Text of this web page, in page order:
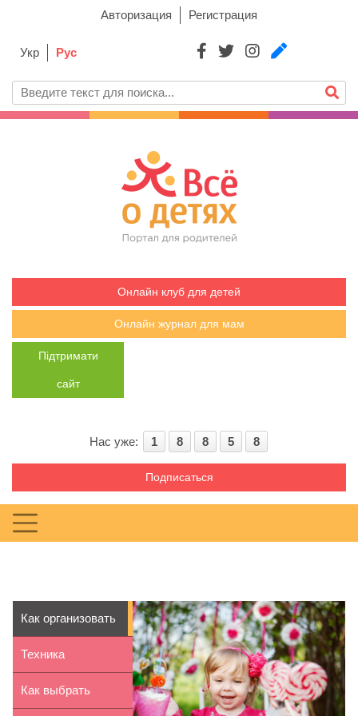
Авторизация Регистрация
Укр Рус
Онлайн клуб для детей
Онлайн журнал для мам
Підтримати
сайт
Нас уже: 1 8 8 5 8
Подписаться
Как организовать
детский праздн...
Техника
безопасности и
Как выбрать